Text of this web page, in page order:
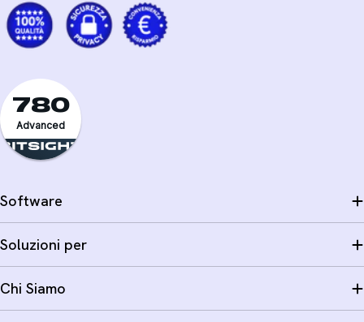
780
Advanced
Software
Soluzioni per
Chi Siamo